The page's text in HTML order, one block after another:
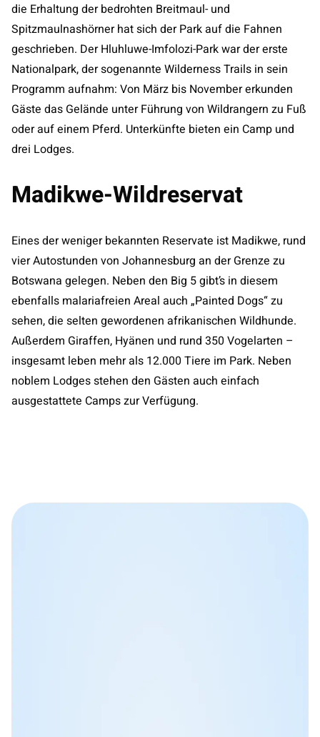
die Erhaltung der bedrohten Breitmaul- und
Spitzmaulnashörner hat sich der Park auf die Fahnen
geschrieben. Der Hluhluwe-Imfolozi-Park war der erste
Nationalpark, der sogenannte Wilderness Trails in sein
Programm aufnahm: Von März bis November erkunden
Gäste das Gelände unter Führung von Wildrangern zu Fuß
oder auf einem Pferd. Unterkünfte bieten ein Camp und
drei Lodges.
Madikwe-Wildreservat
Eines der weniger bekannten Reservate ist Madikwe, rund
vier Autostunden von Johannesburg an der Grenze zu
Botswana gelegen. Neben den Big 5 gibt’s in diesem
ebenfalls malariafreien Areal auch „Painted Dogs“ zu
sehen, die selten gewordenen afrikanischen Wildhunde.
Außerdem Giraffen, Hyänen und rund 350 Vogelarten –
insgesamt leben mehr als 12.000 Tiere im Park. Neben
noblem Lodges stehen den Gästen auch einfach
ausgestattete Camps zur Verfügung.